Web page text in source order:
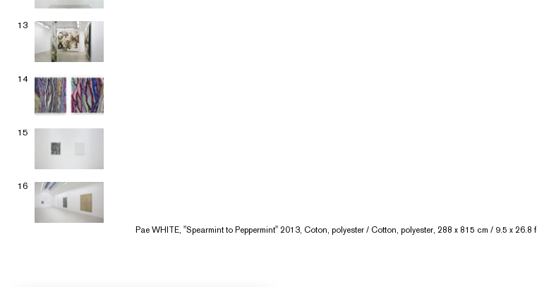
13
14
15
16
Pae WHITE, "Spearmint to Peppermint" 2013, Coton, polyester / Cotton, polyester, 288 x 815 cm / 9.5 x